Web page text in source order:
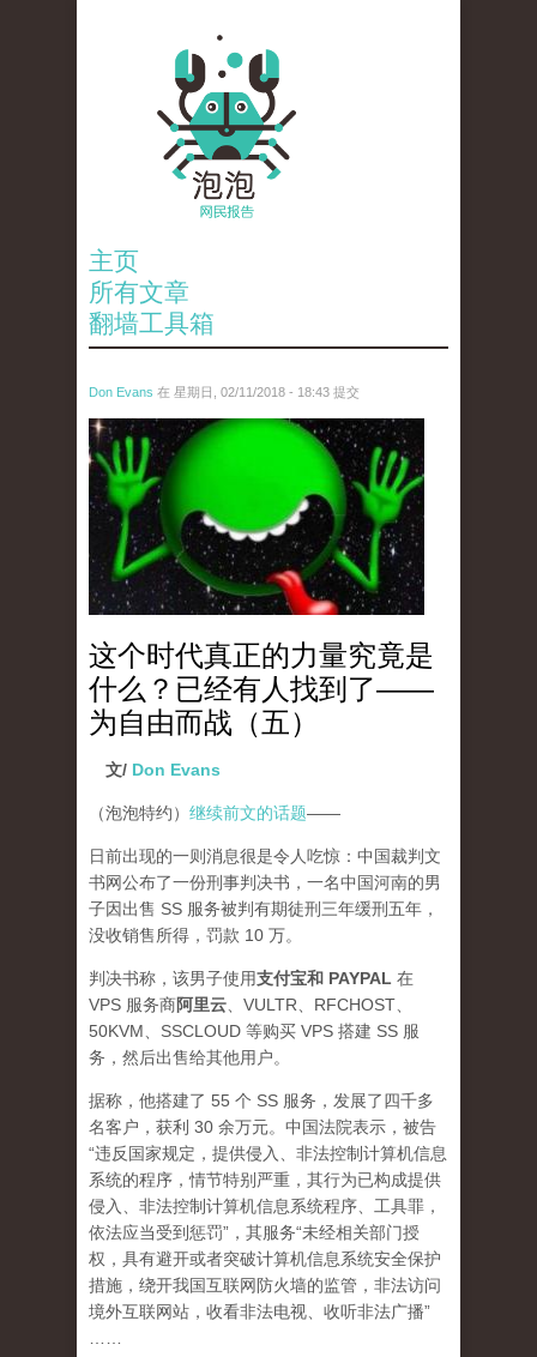
主页
所有文章
翻墙工具箱
Don Evans 在 星期日, 02/11/2018 - 18:43 提交
wechatimg1429.jpeg
这个时代真正的力量究竟是
什么？已经有人找到了——
为自由而战（五）
文/ Don Evans
（泡泡特约） 继续前文的话题——
日前出现的一则消息很是令人吃惊：中国裁判文
书网公布了一份刑事判决书，一名中国河南的男
子因出售 SS 服务被判有期徒刑三年缓刑五年，
没收销售所得，罚款 10 万。
判决书称，该男子使用支付宝和 PAYPAL 在
VPS 服务商阿里云 、VULTR、RFCHOST、
50KVM、SSCLOUD 等购买 VPS 搭建 SS 服
务，然后出售给其他用户。
据称，他搭建了 55 个 SS 服务，发展了四千多
名客户，获利 30 余万元。中国法院表示，被告
“违反国家规定，提供侵入、非法控制计算机信息
系统的程序，情节特别严重，其行为已构成提供
侵入、非法控制计算机信息系统程序、工具罪，
依法应当受到惩罚”，其服务“未经相关部门授
权，具有避开或者突破计算机信息系统安全保护
措施，绕开我国互联网防火墙的监管，非法访问
境外互联网站，收看非法电视、收听非法广播”